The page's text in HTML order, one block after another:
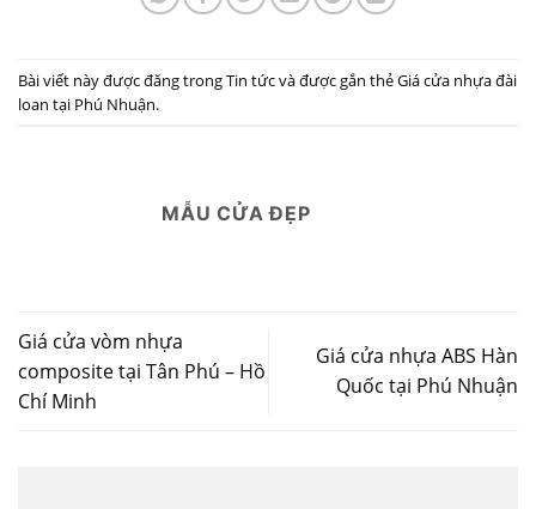
Bài viết này được đăng trongTin tứcvà được gắn thẻGiá cửa nhựa đài
loan tại Phú Nhuận.
MẪU CỬA ĐẸP
Giá cửa vòm nhựa
composite tại Tân Phú – Hồ
Chí Minh
Giá cửa nhựa ABS Hàn
Quốc tại Phú Nhuận